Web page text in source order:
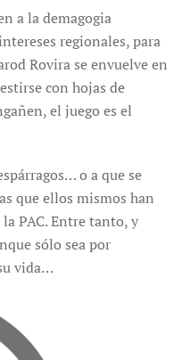
a la demagogia
regionales, para
Rovira se envuelve en
con hojas de
el juego es el
o a que se
que ellos mismos han
PAC. Entre tanto, y
sólo sea por
vida…